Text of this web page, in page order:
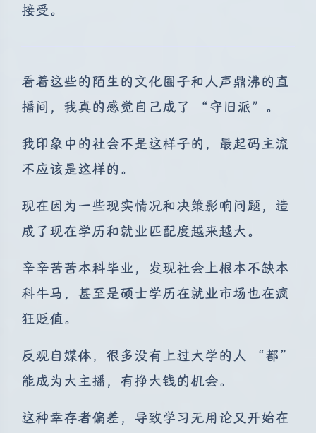
接受。
看着这些的陌生的文化圈子和人声鼎沸的直
播间，我真的感觉自己成了 “守旧派”。
我印象中的社会不是这样子的，最起码主流
不应该是这样的。
现在因为一些现实情况和决策影响问题，造
成了现在学历和就业匹配度越来越大。
辛辛苦苦本科毕业，发现社会上根本不缺本
科牛马，甚至是硕士学历在就业市场也在疯
狂贬值。
反观自媒体，很多没有上过大学的人 “都”
能成为大主播，有挣大钱的机会。
这种幸存者偏差，导致学习无用论又开始在